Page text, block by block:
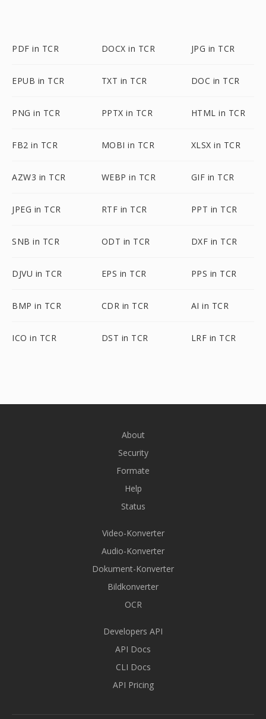
PDF in TCR DOCX in TCR JPG in TCR
EPUB in TCR TXT in TCR DOC in TCR
PNG in TCR PPTX in TCR HTML in TCR
FB2 in TCR MOBI in TCR XLSX in TCR
AZW3 in TCR WEBP in TCR GIF in TCR
JPEG in TCR RTF in TCR PPT in TCR
SNB in TCR ODT in TCR DXF in TCR
DJVU in TCR EPS in TCR PPS in TCR
BMP in TCR CDR in TCR AI in TCR
ICO in TCR DST in TCR LRF in TCR
About
Security
Formate
Help
Status
Video-Konverter
Audio-Konverter
Dokument-Konverter
Bildkonverter
OCR
Developers API
API Docs
CLI Docs
API Pricing